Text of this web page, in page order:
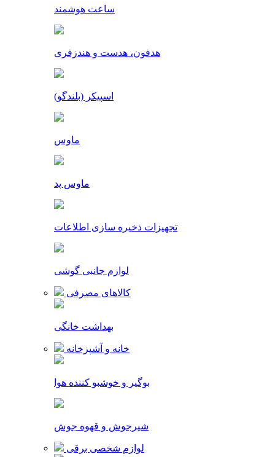
ساعت هوشمند
هدفون، هدست و هندزفری
اسپیکر (بلندگو)
ماوس
ماوس پد
تجهیزات ذخیره سازی اطلاعات
لوازم جانبی گوشی
کالاهای مصرفی
بهداشت خانگی
خانه و آشپزخانه
بوگیر و خوشبو کننده هوا
شیرجوش و قهوه جوش
لوازم شخصی برقی